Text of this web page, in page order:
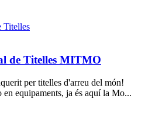
de Titelles MITMO
per titelles d'arreu del món!
equipaments, ja és aquí la Mo...